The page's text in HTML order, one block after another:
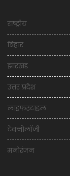
राष्ट्रीय
बिहार
झारखंड
उत्तर प्रदेश
लाइफस्टाइल
टेक्नोलॉजी
मनोरंजन